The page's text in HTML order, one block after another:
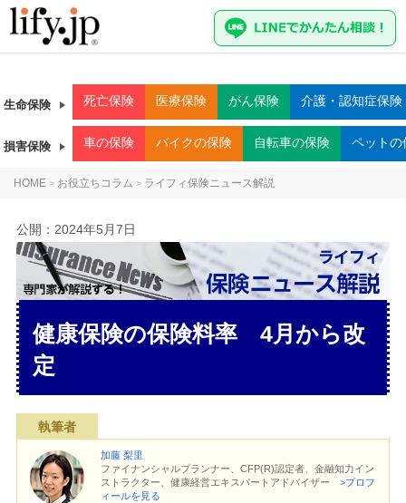
生命保険 死亡保険 医療保険 がん保険 介護・認知症保険
損害保険 車の保険 バイクの保険 自転車の保険 ペットの
HOME > お役立ちコラム > ライフィ保険ニュース解説
公開： 2024年5月7日
健康保険の保険料率 4月から改
定
執筆者
加藤 梨里
ファイナンシャルプランナー、CFP(R)認定者、金融知力イン
ストラクター、健康経営エキスパートアドバイザー >プロフ
ィールを見る